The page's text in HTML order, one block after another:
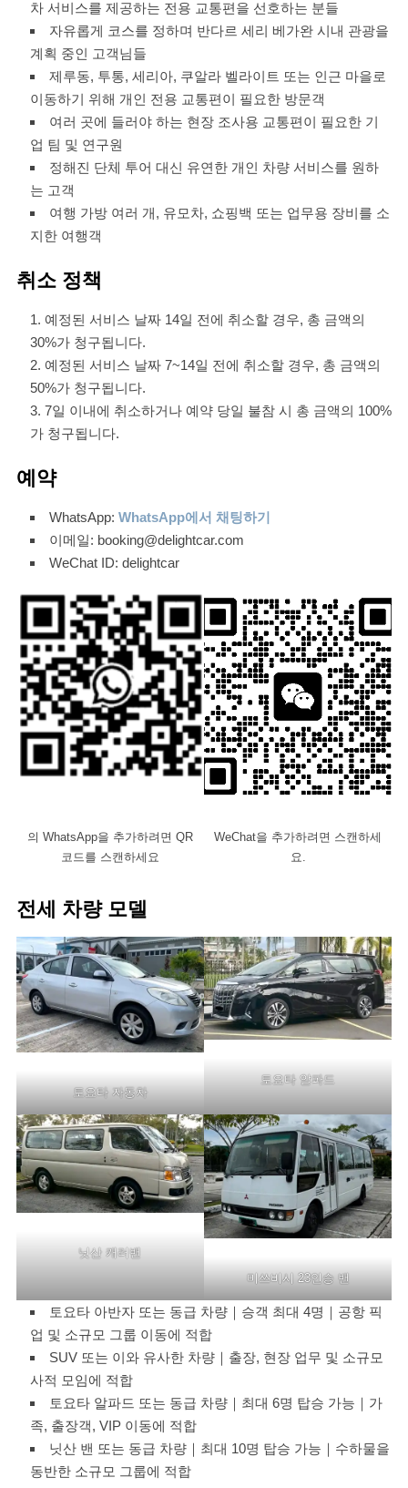
차 서비스를 제공하는 전용 교통편을 선호하는 분들
자유롭게 코스를 정하며 반다르 세리 베가완 시내 관광을
계획 중인 고객님들
제루동, 투통, 세리아, 쿠알라 벨라이트 또는 인근 마을로
이동하기 위해 개인 전용 교통편이 필요한 방문객
여러 곳에 들러야 하는 현장 조사용 교통편이 필요한 기
업 팀 및 연구원
정해진 단체 투어 대신 유연한 개인 차량 서비스를 원하
는 고객
여행 가방 여러 개, 유모차, 쇼핑백 또는 업무용 장비를 소
지한 여행객
취소 정책
예정된 서비스 날짜 14일 전에 취소할 경우, 총 금액의
30%가 청구됩니다.
예정된 서비스 날짜 7~14일 전에 취소할 경우, 총 금액의
50%가 청구됩니다.
7일 이내에 취소하거나 예약 당일 불참 시 총 금액의 100%
가 청구됩니다.
예약
WhatsApp: WhatsApp에서 채팅하기
이메일: booking@delightcar.com
WeChat ID: delightcar
의 WhatsApp을 추가하려면 QR
코드를 스캔하세요
WeChat을 추가하려면 스캔하세
요.
전세 차량 모델
토요타 자동차
토요타 알파드
닛산 캐러밴
미쓰비시 23인승 밴
토요타 아반자 또는 동급 차량｜승객 최대 4명｜공항 픽
업 및 소규모 그룹 이동에 적합
SUV 또는 이와 유사한 차량｜출장, 현장 업무 및 소규모
사적 모임에 적합
토요타 알파드 또는 동급 차량｜최대 6명 탑승 가능｜가
족, 출장객, VIP 이동에 적합
닛산 밴 또는 동급 차량｜최대 10명 탑승 가능｜수하물을
동반한 소규모 그룹에 적합